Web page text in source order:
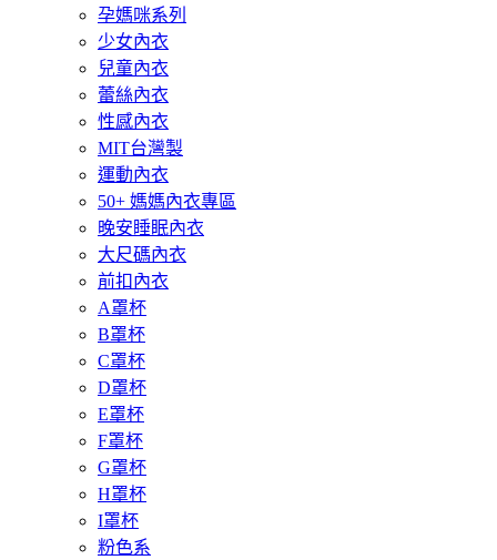
孕媽咪系列
少女內衣
兒童內衣
蕾絲內衣
性感內衣
MIT台灣製
運動內衣
50+ 媽媽內衣專區
晚安睡眠內衣
大尺碼內衣
前扣內衣
A罩杯
B罩杯
C罩杯
D罩杯
E罩杯
F罩杯
G罩杯
H罩杯
I罩杯
粉色系